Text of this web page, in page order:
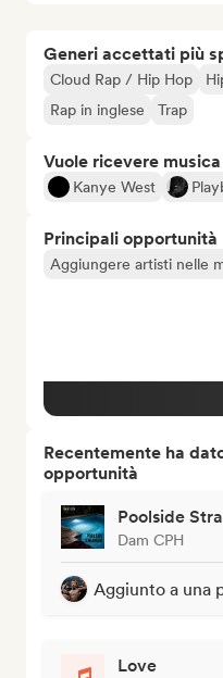
Generi accettati più
Cloud Rap / Hip Hop
Rap in inglese
Trap
Vuole ricevere
Kanye West
Principali opportunità
Aggiungere artisti nelle
Recentemente ha
opportunità
Poolside
Dam CPH
Aggiunto a una
Love